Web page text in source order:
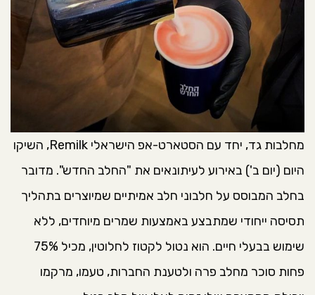
מחלבות גד, יחד עם הסטארט-אפ הישראלי Remilk, השיקו
היום (יום ב') באירוע לעיתונאים את "החלב החדש". מדובר
בחלב המבוסס על חלבוני חלב אמיתיים שמיוצרים בתהליך
תסיסה ייחודי שמתבצע באמצעות שמרים מיוחדים, ללא
שימוש בבעלי חיים. הוא נטול לקטוז לחלוטין, מכיל 75%
פחות סוכר מחלב פרה ולטענת החברות, טעמו, מרקמו